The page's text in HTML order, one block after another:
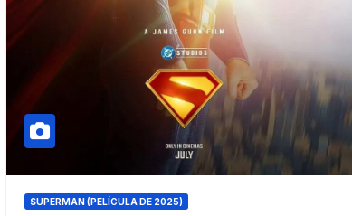
SUPERMAN (PELÍCULA DE 2025)